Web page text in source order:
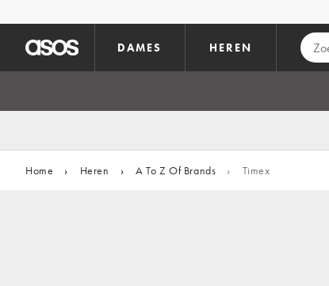
DAMES HEREN
Home › Heren › A To Z Of Brands › Timex